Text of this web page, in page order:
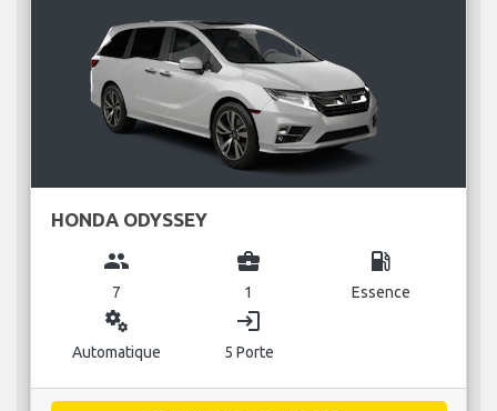
HONDA ODYSSEY
group
7
business_center
1
local_gas_station
Essence
miscellaneous_services
Automatique
login
5 Porte